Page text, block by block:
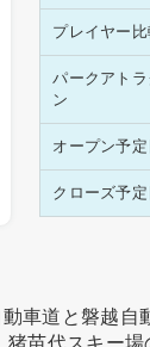
プレイヤー比
パークアトラ
ン
オープン予定
クローズ予定
車道と磐越